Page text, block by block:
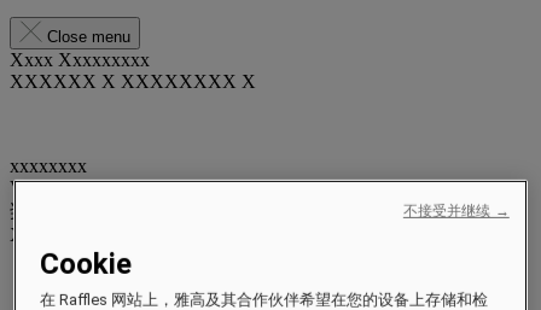
Close menu
Xxxx Xxxxxxxxx
XXXXXX X XXXXXXXX X
xxxxxxxx
Valid untilxx/xx/xxxx
奖励积分
XXX
您的忠诚账户
您的预订
Cookie
在 Raffles 网站上，雅高及其合作伙伴希望在您的设备上存储和检
不接受并继续 →